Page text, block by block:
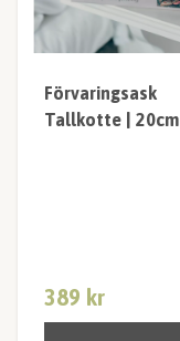
Förvaringsask
Tallkotte | 20cm
389 kr